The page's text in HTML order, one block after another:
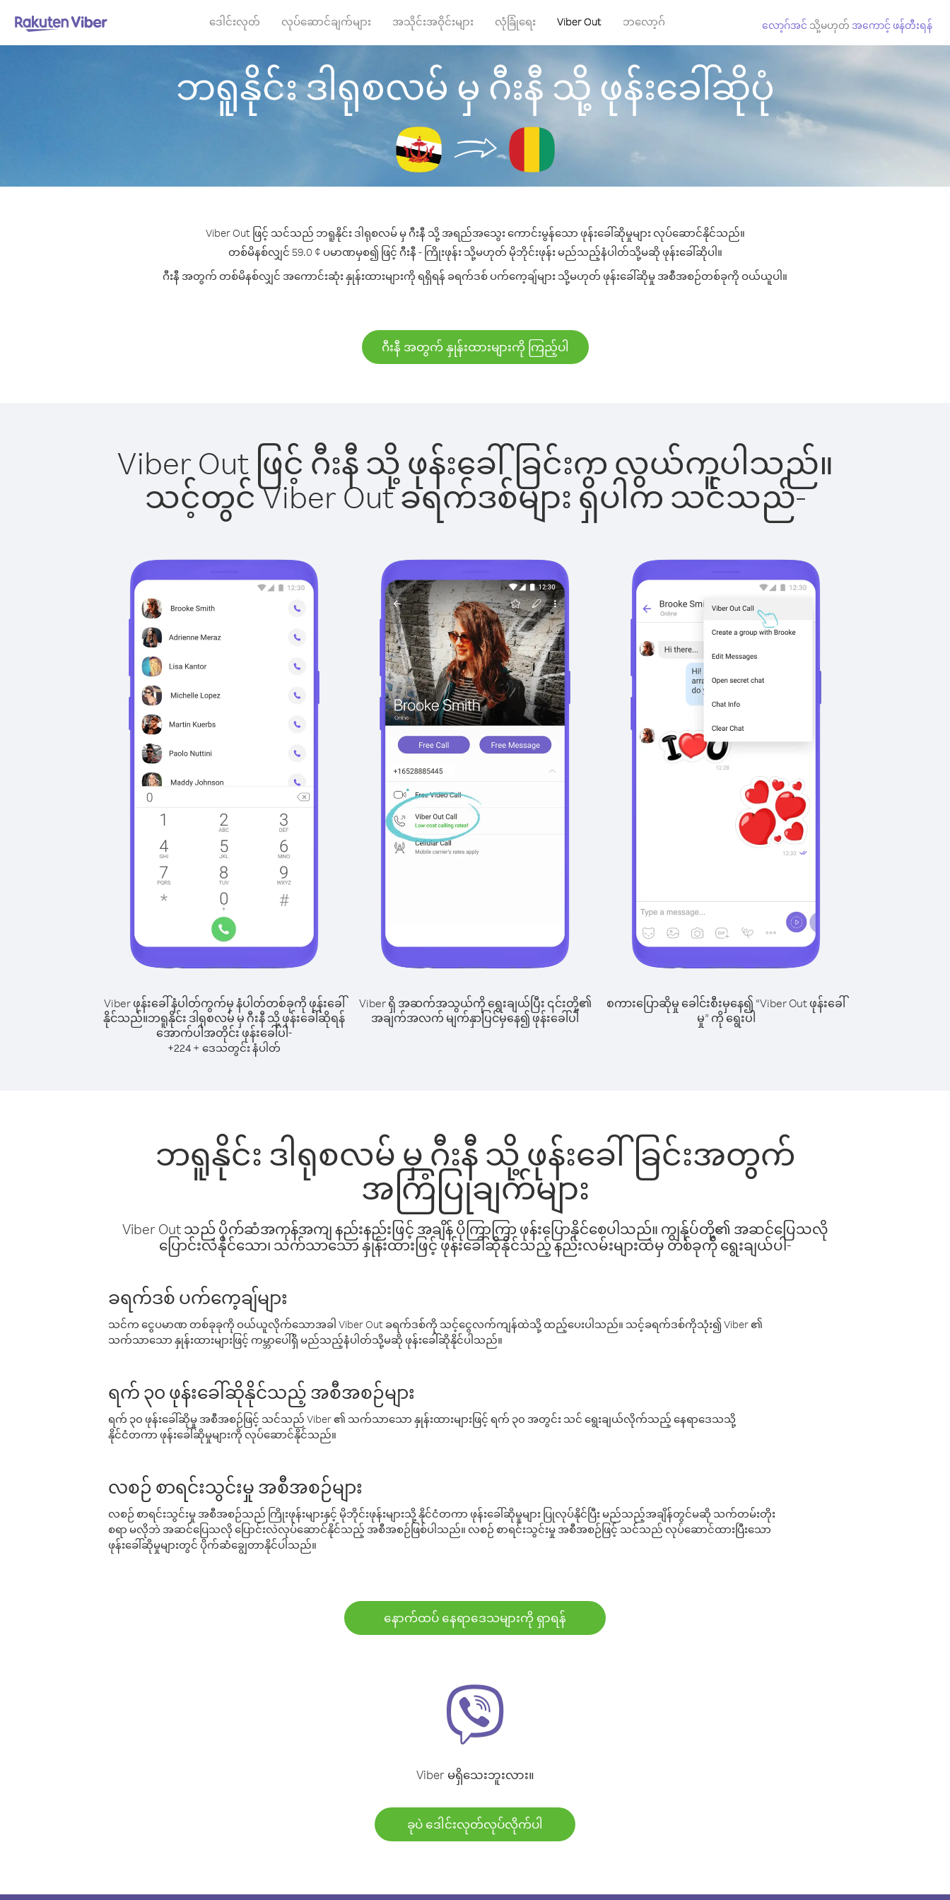
ဒေါင်းလုတ် လုပ်ဆောင်ချက်များ အသိုင်းအဝိုင်းများ လုံခြုံရေး Viber Out ဘလော့ဂ် လော့ဂ်အင် သို့မဟုတ် အကောင့် ဖန်တီးရန်
ဘရူနိုင်း ဒါရုစလမ် မှ ဂီးနီ သို့ ဖုန်းခေါ်ဆိုပုံ
Viber Out ဖြင့် သင်သည် ဘရူနိုင်း ဒါရုစလမ် မှ ဂီးနီ သို့ အရည်အသွေး ကောင်းမွန်သော ဖုန်းခေါ်ဆိုမှုများ လုပ်ဆောင်နိုင်သည်။
တစ်မိနစ်လျှင် 59.0 ¢ ပမာဏမှစ၍ ဖြင့် ဂီးနီ - ကြိုးဖုန်း သို့မဟုတ် မိုဘိုင်းဖုန်း မည်သည့်နံပါတ်သို့မဆို ဖုန်းခေါ်ဆိုပါ။
ဂီးနီ အတွက် တစ်မိနစ်လျှင် အကောင်းဆုံး နှုန်းထားများကို ရရှိရန် ခရက်ဒစ် ပက်ကေ့ချ်များ သို့မဟုတ် ဖုန်းခေါ်ဆိုမှု အစီအစဉ်တစ်ခုကို ဝယ်ယူပါ။
ဂီးနီ အတွက် နှုန်းထားများကို ကြည့်ပါ
Viber Out ဖြင့် ဂီးနီ သို့ ဖုန်းခေါ်ခြင်းက လွယ်ကူပါသည်။
သင့်တွင် Viber Out ခရက်ဒစ်များ ရှိပါက သင်သည်-
Viber ဖုန်းခေါ်နံပါတ်ကွက်မှ နံပါတ်တစ်ခုကို ဖုန်းခေါ်
နိုင်သည်။ဘရူနိုင်း ဒါရုစလမ် မှ ဂီးနီ သို့ ဖုန်းခေါ်ဆိုရန်
အောက်ပါအတိုင်း ဖုန်းခေါ်ပါ-
+224 + ဒေသတွင်း နံပါတ်
Viber ရှိ အဆက်အသွယ်ကို ရွေးချယ်ပြီး ၎င်းတို့၏
အချက်အလက် မျက်နှာပြင်မှနေ၍ ဖုန်းခေါ်ပါ
စကားပြောဆိုမှု ခေါင်းစီးမှနေ၍ “Viber Out ဖုန်းခေါ်
မှု” ကို ရွေးပါ
ဘရူနိုင်း ဒါရုစလမ် မှ ဂီးနီ သို့ ဖုန်းခေါ်ခြင်းအတွက်
အကြံပြုချက်များ
Viber Out သည် ပိုက်ဆံအကုန်အကျ နည်းနည်းဖြင့် အချိန် ပိုကြာကြာ ဖုန်းပြောနိုင်စေပါသည်။ ကျွန်ုပ်တို့၏ အဆင်ပြေသလို
ပြောင်းလဲနိုင်သော၊ သက်သာသော နှုန်းထားဖြင့် ဖုန်းခေါ်ဆိုနိုင်သည့် နည်းလမ်းများထဲမှ တစ်ခုကို ရွေးချယ်ပါ-
ခရက်ဒစ် ပက်ကေ့ချ်များ
သင်က ငွေပမာဏ တစ်ခုခုကို ဝယ်ယူလိုက်သောအခါ Viber Out ခရက်ဒစ်ကို သင့်ငွေလက်ကျန်ထဲသို့ ထည့်ပေးပါသည်။ သင့်ခရက်ဒစ်ကိုသုံး၍ Viber ၏
သက်သာသော နှုန်းထားများဖြင့် ကမ္ဘာပေါ်ရှိ မည်သည့်နံပါတ်သို့မဆို ဖုန်းခေါ်ဆိုနိုင်ပါသည်။
ရက် ၃၀ ဖုန်းခေါ်ဆိုနိုင်သည့် အစီအစဉ်များ
ရက် ၃၀ ဖုန်းခေါ်ဆိုမှု အစီအစဉ်ဖြင့် သင်သည် Viber ၏ သက်သာသော နှုန်းထားများဖြင့် ရက် ၃၀ အတွင်း သင် ရွေးချယ်လိုက်သည့် နေရာဒေသသို့
နိုင်ငံတကာ ဖုန်းခေါ်ဆိုမှုများကို လုပ်ဆောင်နိုင်သည်။
လစဉ် စာရင်းသွင်းမှု အစီအစဉ်များ
လစဉ် စာရင်းသွင်းမှု အစီအစဉ်သည် ကြိုးဖုန်းများနှင့် မိုဘိုင်းဖုန်းများသို့ နိုင်ငံတကာ ဖုန်းခေါ်ဆိုမှုများ ပြုလုပ်နိုင်ပြီး မည်သည့်အချိန်တွင်မဆို သက်တမ်းတိုး
စရာ မလိုဘဲ အဆင်ပြေသလို ပြောင်းလဲလုပ်ဆောင်နိုင်သည့် အစီအစဉ်ဖြစ်ပါသည်။ လစဉ် စာရင်းသွင်းမှု အစီအစဉ်ဖြင့် သင်သည် လုပ်ဆောင်ထားပြီးသော
ဖုန်းခေါ်ဆိုမှုများတွင် ပိုက်ဆံချွေတာနိုင်ပါသည်။
နောက်ထပ် နေရာဒေသများကို ရှာရန်
Viber မရှိသေးဘူးလား။
ခုပဲ ဒေါင်းလုတ်လုပ်လိုက်ပါ